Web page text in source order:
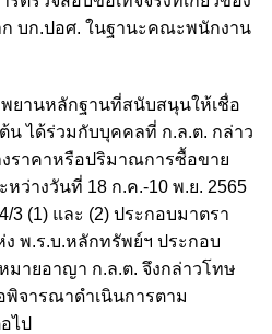
บก.ปอศ. ในฐานะคณะพนักงาน
พยานหลักฐานที่สนับสนุนให้เชื่อ
น ได้ร่วมกับบุคคลที่ ก.ล.ต. กล่าว
ราคาหรือปริมาณการซื้อขาย
ว่างวันที่ 18 ก.ค.-10 พ.ย. 2565
3 (1) และ (2) ประกอบมาตรา
ง พ.ร.บ.หลักทรัพย์ฯ ประกอบ
มายอาญา ก.ล.ต. จึงกล่าวโทษ
พิจารณาดำเนินการตาม
ไป